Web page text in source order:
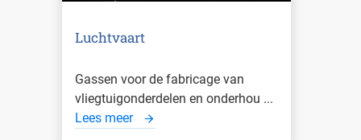
Luchtvaart
Gassen voor de fabricage van
vliegtuigonderdelen en onderhou ...
Lees meer